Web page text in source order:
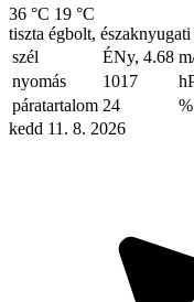
36 °C 19 °C
tiszta égbolt, északnyugati
szél
ÉNy, 4.68
nyomás
1017
páratartalom 24
%
kedd 11. 8. 2026